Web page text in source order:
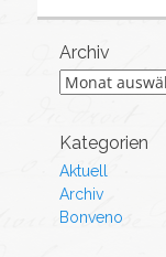
Archiv
Archiv
Kategorien
Aktuell
Archiv
Bonveno